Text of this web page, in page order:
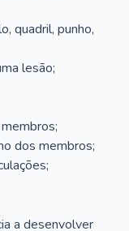
quadril, punho,
lesão;
dos membros;
a desenvolver